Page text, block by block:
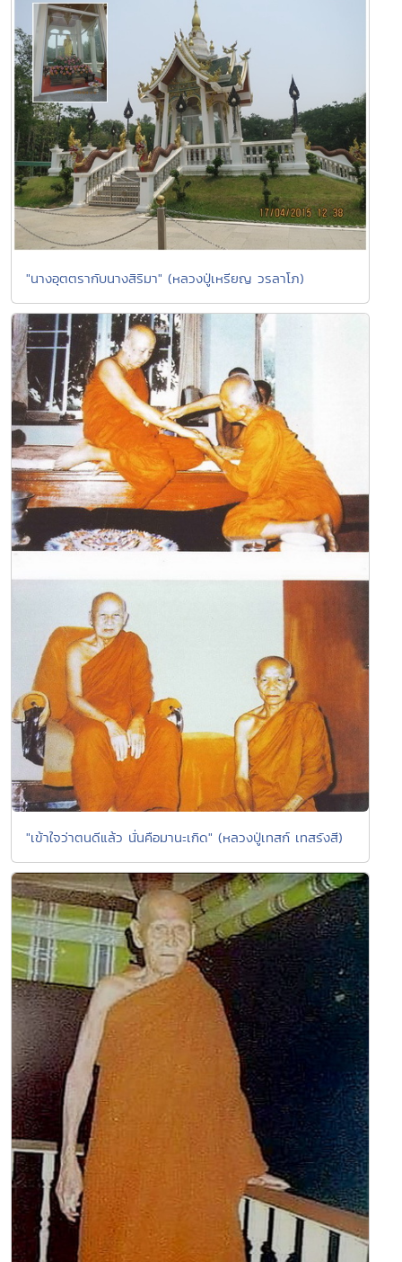
"นางอุตตรากับนางสิริมา" (หลวงปู่เหรียญ วรลาโภ)
"เข้าใจว่าตนดีแล้ว นั่นคือมานะเกิด" (หลวงปู่เทสก์ เทสรังสี)